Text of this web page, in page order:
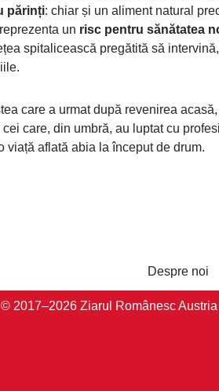
părinți: chiar și un aliment natural
un risc pentru sănătatea
spitalicească pregătită să
care a urmat după revenirea
cei care, din umbră, au luptat cu
viață aflată abia la început de drum.
Despre noi
© 2017–2026 Ziarul Românesc